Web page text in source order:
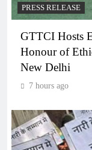
PRESS RELEASE
GTTCI Hosts
Honour of
New Delhi
7 hours ago